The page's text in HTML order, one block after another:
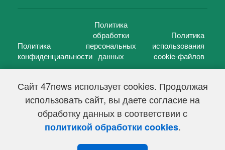
Сайт 47news использует cookies. Продолжая
использовать сайт, вы даете согласие на
обработку данных в соответствии с
политикой обработки cookies.
Политика
конфиденциальности
Политика
обработки
персональных
данных
Политика
использования
cookie-файлов
47 новостей (47 news)2005 — 2026 г.
Свидетельство о регистрации СМИ Эл № ФС 77-39848, выдано
Федеральной службой по надзору в сфере связи,
информационных технологий и массовых коммуникаций